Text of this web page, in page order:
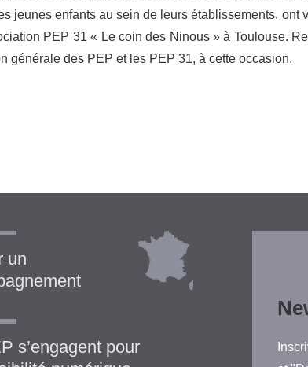
jeunes enfants au sein de leurs établissements, ont
PEP 31 « Le coin des Ninous » à Toulouse.
générale des PEP et les PEP 31, à cette occasion.
un
s’engagent pour